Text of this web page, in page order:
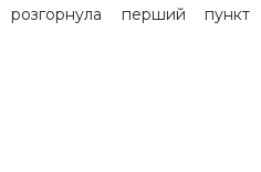
розгорнула перший пункт